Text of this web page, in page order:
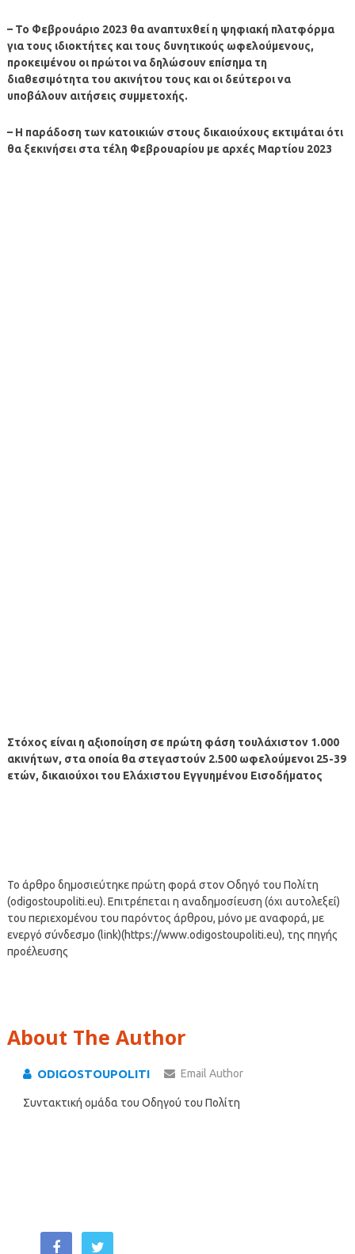
– Το Φεβρουάριο 2023 θα αναπτυχθεί η ψηφιακή πλατφόρμα
για τους ιδιοκτήτες και τους δυνητικούς ωφελούμενους,
προκειμένου οι πρώτοι να δηλώσουν επίσημα τη
διαθεσιμότητα του ακινήτου τους και οι δεύτεροι να
υποβάλουν αιτήσεις συμμετοχής.
– Η παράδοση των κατοικιών στους δικαιούχους εκτιμάται ότι
θα ξεκινήσει στα τέλη Φεβρουαρίου με αρχές Μαρτίου 2023
Στόχος είναι η αξιοποίηση σε πρώτη φάση τουλάχιστον 1.000
ακινήτων, στα οποία θα στεγαστούν 2.500 ωφελούμενοι 25-39
ετών, δικαιούχοι του Ελάχιστου Εγγυημένου Εισοδήματος
Το άρθρο δημοσιεύτηκε πρώτη φορά στον Οδηγό του Πολίτη
(odigostoupoliti.eu). Επιτρέπεται η αναδημοσίευση (όχι αυτολεξεί)
του περιεχομένου του παρόντος άρθρου, μόνο με αναφορά, με
ενεργό σύνδεσμο (link)(https://www.odigostoupoliti.eu), της πηγής
προέλευσης
About The Author
ODIGOSTOUPOLITI Email Author
Συντακτική ομάδα του Οδηγού του Πολίτη